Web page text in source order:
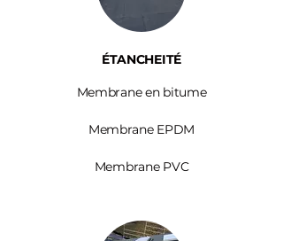
ÉTANCHEITÉ
Membrane en bitume
Membrane EPDM
Membrane PVC